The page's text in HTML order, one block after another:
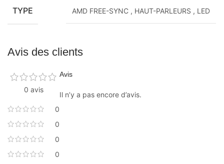
TYPE AMD FREE-SYNC , HAUT-PARLEURS , LED
Avis des clients
0 avis
0
0
0
0
Avis
Il n’y a pas encore d’avis.